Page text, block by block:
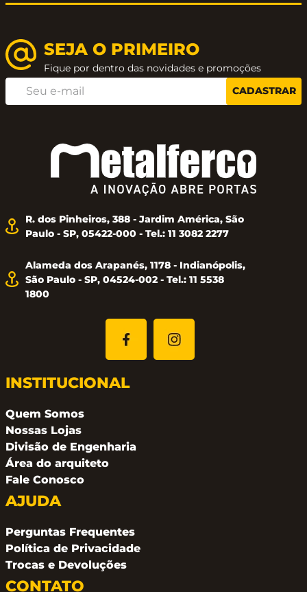
dicas de manutenção.
SEJA O PRIMEIRO
Fique por dentro das novidades e promoções
CADASTRAR
R. dos Pinheiros, 388 - Jardim América, São
Paulo - SP, 05422-000 - Tel.: 11 3082 2277
Alameda dos Arapanés, 1178 - Indianópolis,
São Paulo - SP, 04524-002 - Tel.: 11 5538
1800
INSTITUCIONAL
Quem Somos
Nossas Lojas
Divisão de Engenharia
Área do arquiteto
Fale Conosco
AJUDA
Perguntas Frequentes
Política de Privacidade
Trocas e Devoluções
CONTATO